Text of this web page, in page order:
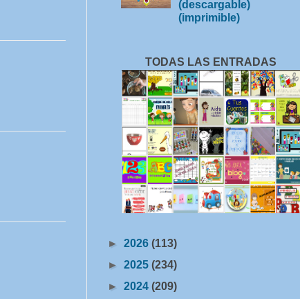
(descargable)
(imprimible)
TODAS LAS ENTRADAS
► 2026 (113)
► 2025 (234)
► 2024 (209)